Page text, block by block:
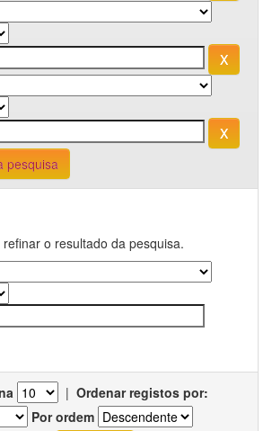
pesquisa
o resultado da pesquisa.
| Ordenar registos por:
Por ordem